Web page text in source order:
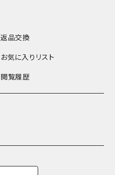
返品交換
お気に入りリスト
閲覧履歴